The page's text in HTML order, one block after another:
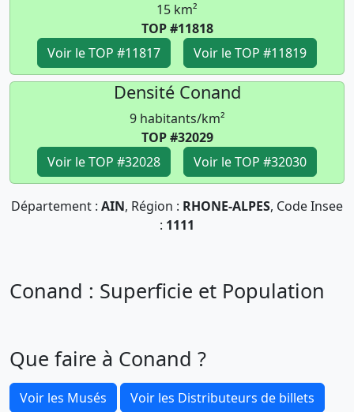
15 km²
TOP #11818
Voir le TOP #11817
Voir le TOP #11819
Densité Conand
9 habitants/km²
TOP #32029
Voir le TOP #32028
Voir le TOP #32030
Département : AIN, Région : RHONE-ALPES, Code Insee
: 1111
Conand : Superficie et Population
Que faire à Conand ?
Voir les Musés Voir les Distributeurs de billets